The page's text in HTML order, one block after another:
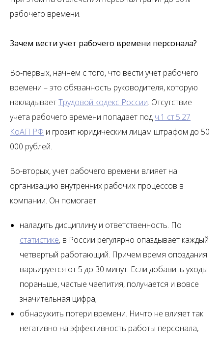
рабочего времени.
Зачем вести учет рабочего времени персонала?
Во-первых, начнем с того, что вести учет рабочего
времени – это обязанность руководителя, которую
накладываетТрудовой кодекс России. Отсутствие
учета рабочего времени попадает под ч.1 ст.5.27
КоАП РФ и грозит юридическим лицам штрафом до 50
000 рублей.
Во-вторых, учет рабочего времени влияет на
организацию внутренних рабочих процессов в
компании. Он помогает:
наладить дисциплину и ответственность. По
статистике, в России регулярно опаздывает каждый
четвертый работающий. Причем время опоздания
варьируется от 5 до 30 минут. Если добавить уходы
пораньше, частые чаепития, получается и вовсе
значительная цифра;
обнаружить потери времени. Ничто не влияет так
негативно на эффективность работы персонала,